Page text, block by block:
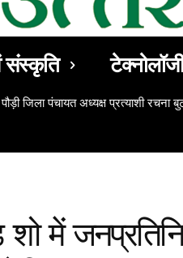
संस्कृति टेक्नोलॉजी
जिला पंचायत अध्यक्ष प्रत्याशी रचना
में